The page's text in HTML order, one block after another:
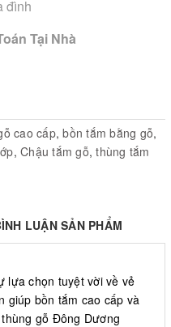
đình
Tại Nhà
cao cấp,bồn tắm bằng gỗ,
, Chậu tắm gỗ,thùng tắm
LUẬN SẢN PHẨM
lựa chọn tuyệt vời về vẻ
giúp bồn tắm cao cấp và
gỗ Đông Dương